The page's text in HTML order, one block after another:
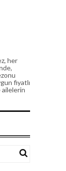
her
fiyatlı
ailelerin